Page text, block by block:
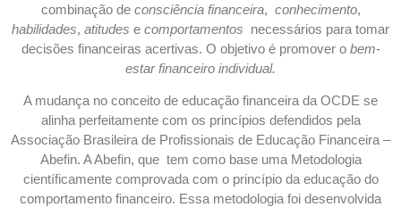
combinação de consciência financeira, conhecimento,
habilidades, atitudes e comportamentos necessários para tomar
decisões financeiras acertivas. O objetivo é promover o bem-
estar financeiro individual.
A mudança no conceito de educação financeira da OCDE se
alinha perfeitamente com os princípios defendidos pela
Associação Brasileira de Profissionais de Educação Financeira –
Abefin. A Abefin, que tem como base uma Metodologia
científicamente comprovada com o princípio da educação do
comportamento financeiro. Essa metodologia foi desenvolvida